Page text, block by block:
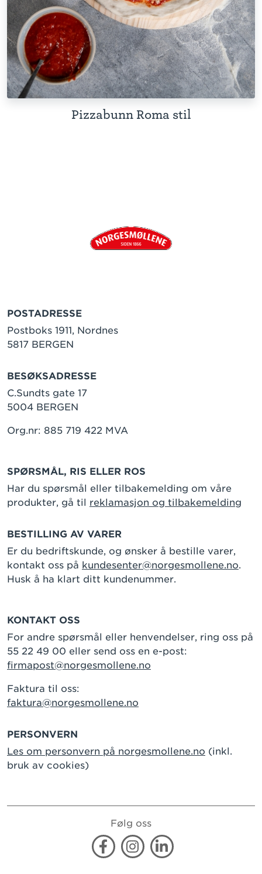
Pizzabunn Roma stil
POSTADRESSE
Postboks 1911, Nordnes
5817 BERGEN
BESØKSADRESSE
C.Sundts gate 17
5004 BERGEN
Org.nr: 885 719 422 MVA
SPØRSMÅL, RIS ELLER ROS
Har du spørsmål eller tilbakemelding om våre
produkter, gå til reklamasjon og tilbakemelding
BESTILLING AV VARER
Er du bedriftskunde, og ønsker å bestille varer,
kontakt oss på kundesenter@norgesmollene.no.
Husk å ha klart ditt kundenummer.
KONTAKT OSS
For andre spørsmål eller henvendelser, ring oss på
55 22 49 00 eller send oss en e-post:
firmapost@norgesmollene.no
Faktura til oss:
faktura@norgesmollene.no
PERSONVERN
Les om personvern på norgesmollene.no (inkl.
bruk av cookies)
Følg oss
FacebookInstagramLinkedin